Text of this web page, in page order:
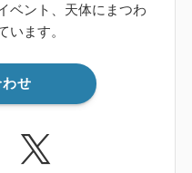
ベント、天体にまつわ
います。
せ